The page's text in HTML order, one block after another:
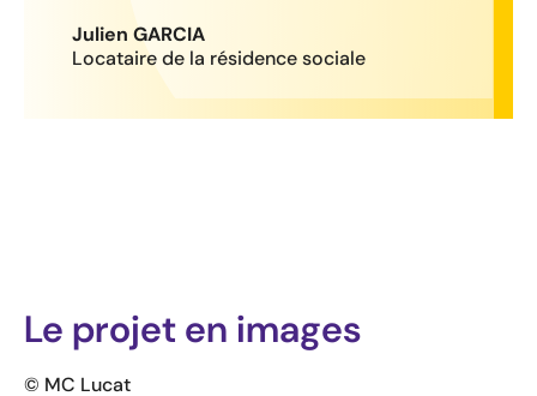
Julien GARCIA
Locataire de la résidence sociale
Le projet en images
© MC Lucat